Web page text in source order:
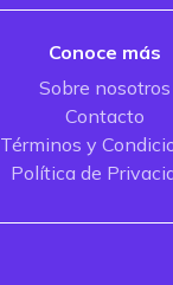
Conoce más
Sobre nosotros
Contacto
Términos y
Política de